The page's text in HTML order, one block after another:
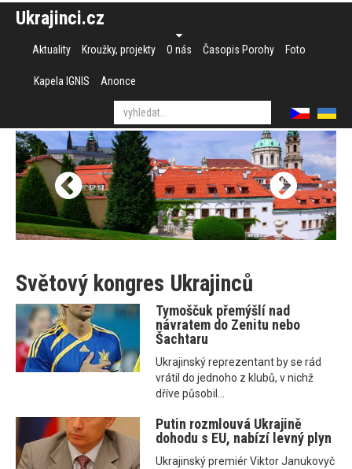
Ukrajinci.cz
Aktuality Kroužky, projekty O nás Časopis Porohy Foto
Kapela IGNIS Anonce
Světový kongres Ukrajinců
Tymoščuk přemýšlí nad
návratem do Zenitu nebo
Šachtaru
Ukrajinský reprezentant by se rád
vrátil do jednoho z klubů, v nichž
dříve působil...
Putin rozmlouvá Ukrajině
dohodu s EU, nabízí levný plyn
Ukrajinský premiér Viktor Janukovyč